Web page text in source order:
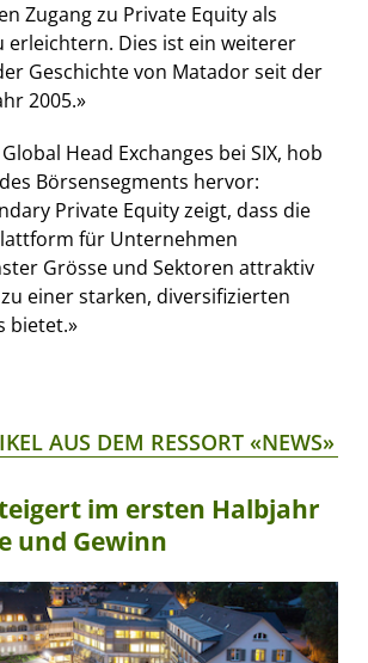
Zugang zu Private Equity als
erleichtern. Dies ist ein weiterer
Geschichte von Matador seit der
2005.»
Head Exchanges bei SIX, hob
Börsensegments hervor:
Private Equity zeigt, dass die
für Unternehmen
Grösse und Sektoren attraktiv
einer starken, diversifizierten
bietet.»
AUS DEM RESSORT «NEWS»
im ersten Halbjahr
und Gewinn